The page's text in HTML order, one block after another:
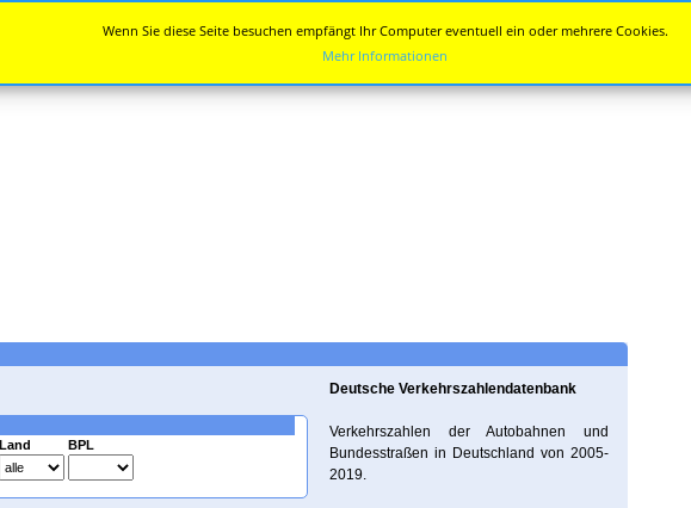
Land BPL
Deutsche Verkehrszahlendatenbank
Verkehrszahlen der Autobahnen und
Bundesstraßen in Deutschland von 2005-
2019.
Wenn Sie diese Seite besuchen empfängt Ihr Computer eventuell ein oder mehrere Cookies.
Mehr Informationen